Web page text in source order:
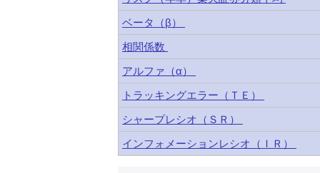
ベータ（β）
相関係数
アルファ（α）
トラッキングエラー（ＴＥ）
シャープレシオ（ＳＲ）
インフォメーションレシオ（ＩＲ）